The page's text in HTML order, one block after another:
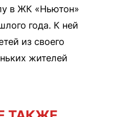
в ЖК «Ньютон»
года. К ней
из своего
жителей